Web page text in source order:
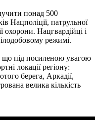
понад 500
Нацполіції, патрульної
охорони. Нацгвардійці і
режимі.
що під посиленою увагою
локації регіону:
берега, Аркадії,
велика кількість